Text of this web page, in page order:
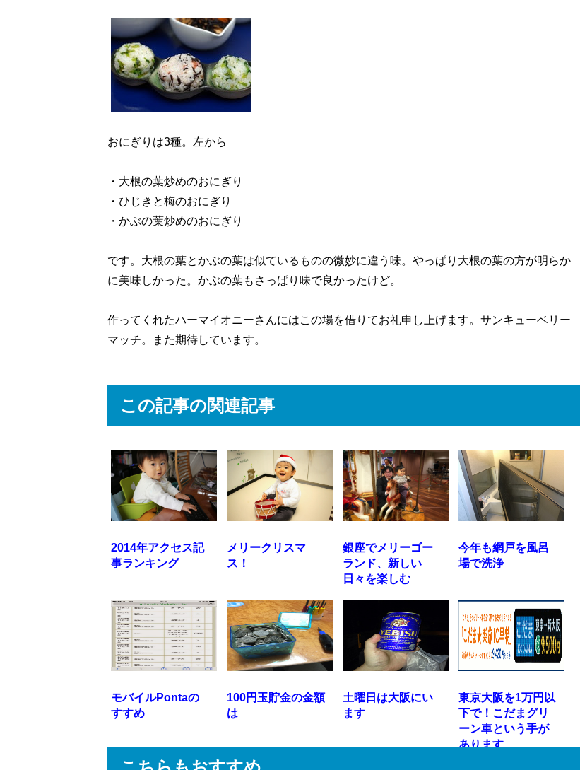
おにぎりは3種。左から
・大根の葉炒めのおにぎり
・ひじきと梅のおにぎり
・かぶの葉炒めのおにぎり
です。大根の葉とかぶの葉は似ているものの微妙に違う味。やっぱり大根の葉の方が明らか
に美味しかった。かぶの葉もさっぱり味で良かったけど。
作ってくれたハーマイオニーさんにはこの場を借りてお礼申し上げます。サンキューベリー
マッチ。また期待しています。
この記事の関連記事
2014年アクセス記
事ランキング
メリークリスマ
ス！
銀座でメリーゴー
ランド、新しい
日々を楽しむ
今年も網戸を風呂
場で洗浄
モバイルPontaの
すすめ
100円玉貯金の金額
は
土曜日は大阪にい
ます
東京大阪を1万円以
下で！こだまグリ
ーン車という手が
あります